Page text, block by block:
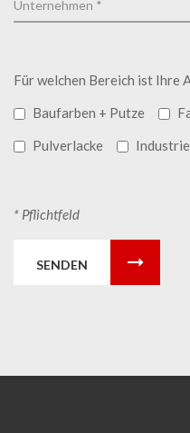
Für welchen Bereich ist Ihre
Baufarben + Putze
Pulverlacke
* Pflichtfeld
SENDEN